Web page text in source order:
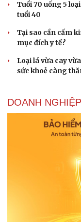
Tuổi 70 uống 5
tuổi 40
Tại sao cần cấm
mục đích y tế?
Loại lá vừa cay
sức khoẻ càng
DOANH